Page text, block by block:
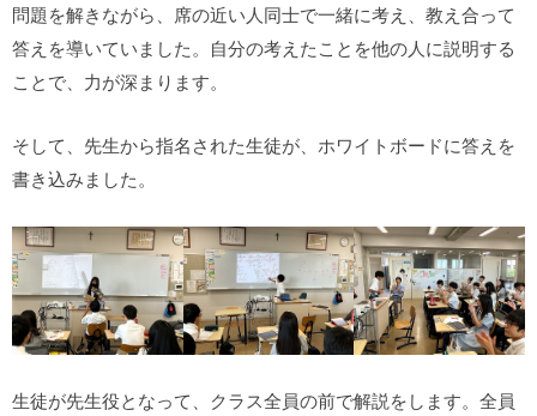
問題を解きながら、席の近い人同士で一緒に考え、教え合って
答えを導いていました。自分の考えたことを他の人に説明する
ことで、力が深まります。
そして、先生から指名された生徒が、ホワイトボードに答えを
書き込みました。
生徒が先生役となって、クラス全員の前で解説をします。全員